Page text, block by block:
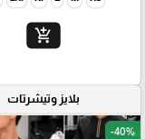
add_shopping_cart
بلايز وتيشرتات
-40%